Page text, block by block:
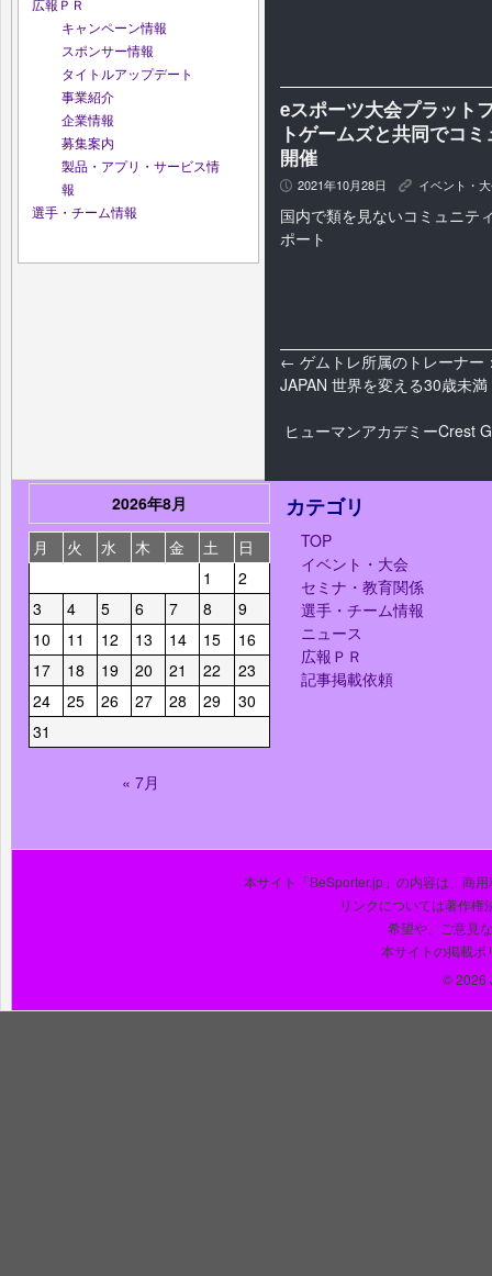
広報ＰＲ
キャンペーン情報
スポンサー情報
タイトルアップデート
事業紹介
企業情報
募集案内
製品・アプリ・サービス情
報
選手・チーム情報
eスポーツ大会プラット
トゲームズと共同でコ
開催
P 2021年10月28日 K イベント・
国内で類を見ないコミュニテ
ポート
← ゲムトレ所属のトレーナ
JAPAN 世界を変える30歳未
ヒューマンアカデミーCrest
2026年8月
月
火 水 木 金 土
日
1
2
3
4 5 6 7 8
9
10
11 12 13 14 15
16
17
18 19 20 21 22
23
24
25 26 27 28 29
30
31
« 7月
カテゴリ
TOP
イベント・大会
セミナ・教育関係
選手・チーム情報
ニュース
広報ＰＲ
記事掲載依頼
本サイト「BeSporter.jp」の内容は、商
リンクについては著作権
希望や、ご意見
本サイトの掲載ポ
© 2026